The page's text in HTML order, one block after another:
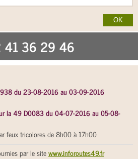
36 29 46
du 23-08-2016 au 03-09-2016
la 49 D0083 du 04-07-2016 au 05-08-
feux tricolores de 8h00 à 17h00
par le sitewww.inforoutes49.fr